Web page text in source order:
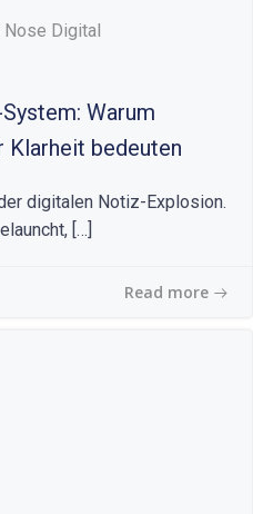
Nose Digital
Warum
Klarheit bedeuten
digitalen Notiz-Explosion.
[…]
Read more